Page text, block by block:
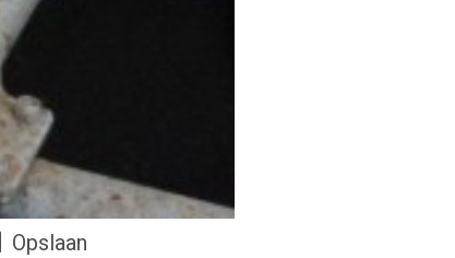
Opslaan